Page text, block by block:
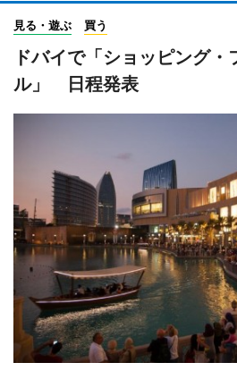
見る・遊ぶ 買う
ドバイで「ショッピング・
ル」 日程発表